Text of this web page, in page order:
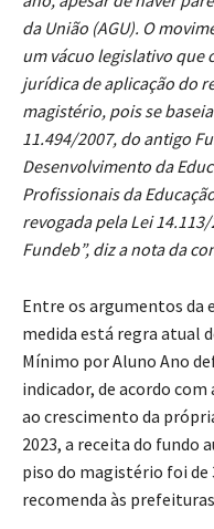
da União (AGU). O
um vácuo legislativo que
jurídica de aplicação do
magistério, pois se
11.494/2007, do antigo
Desenvolvimento da
Profissionais da
revogada pela Lei
Fundeb”, diz a nota da
Entre os argumentos da
medida está regra atual
Mínimo por Aluno Ano
indicador, de acordo
ao crescimento da
2023, a receita do fundo
piso do magistério foi de
recomenda às